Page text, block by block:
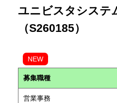
ユニビスタシステ
（S260185）
NEW
募集職種
営業事務